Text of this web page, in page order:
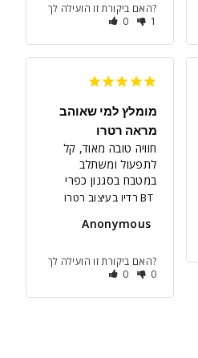
האם ביקורת זו הועילה לך?
0
1
מומלץ למי שאוהב
מראה רטרו
במטבח בסגנון כפרי
רדיו בעיצוב רטרו BT
Anonymous
האם ביקורת זו הועילה לך?
0
0